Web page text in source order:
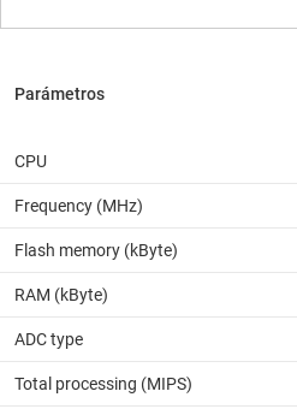
CPU
Frequency (MHz)
Flash memory (kByte)
RAM (kByte)
ADC type
Total processing (MIPS)